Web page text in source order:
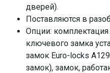
дверей).
Поставляются в
Опции:
ключевого замка
замок Euro-locks
замок), замок,